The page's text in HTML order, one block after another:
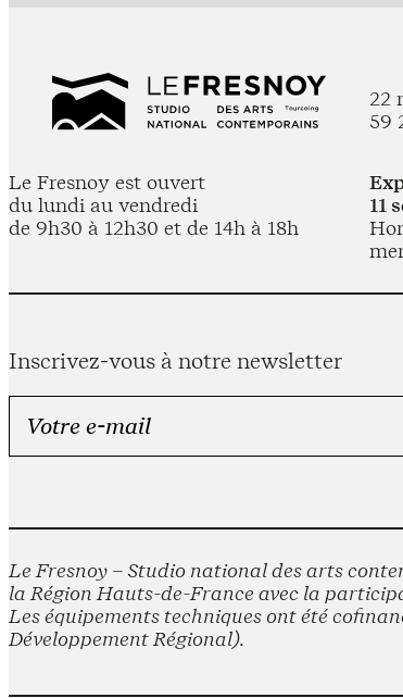
22
59
Le Fresnoy est ouvert
du lundi au vendredi
de 9h30 à 12h30 et de 14h à 18h
11
Inscrivez-vous à notre newsletter
Le Fresnoy – Studio national des arts
la Région Hauts-de-France avec la
Les équipements techniques ont été
Développement Régional).